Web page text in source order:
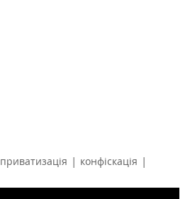
приватизація | конфіскація |